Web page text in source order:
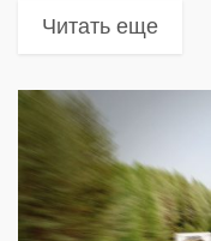
Читать еще